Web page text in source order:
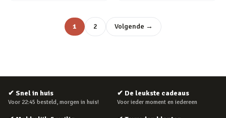
1 2 Volgende →
✔ Snel in huis
Voor 22:45 besteld, morgen in huis!
✔ De leukste cadeaus
Voor ieder moment en iedereen